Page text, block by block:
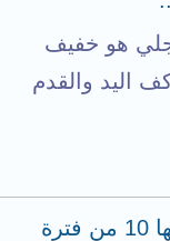
هو خفيف
اليد والقدم
بنتي عمرها سنتين ونصف وزنها 10 من فترة